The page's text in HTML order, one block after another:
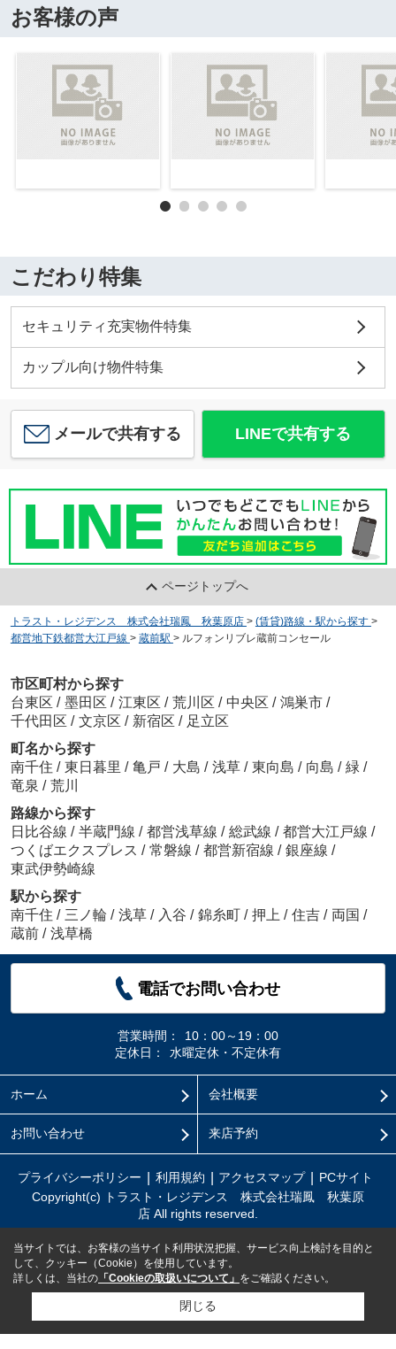
お客様の声
こだわり特集
セキュリティ充実物件特集
カップル向け物件特集
メールで共有する LINEで共有する
ページトップへ
トラスト・レジデンス 株式会社瑞鳳 秋葉原店 > (賃貸)路線・駅から探す >
都営地下鉄都営大江戸線 > 蔵前駅 > ルフォンリブレ蔵前コンセール
市区町村から探す
台東区 / 墨田区 / 江東区 / 荒川区 / 中央区 / 鴻巣市 /
千代田区 / 文京区 / 新宿区 / 足立区
町名から探す
南千住 / 東日暮里 / 亀戸 / 大島 / 浅草 / 東向島 / 向島 / 緑 /
竜泉 / 荒川
路線から探す
日比谷線 / 半蔵門線 / 都営浅草線 / 総武線 / 都営大江戸線 /
つくばエクスプレス / 常磐線 / 都営新宿線 / 銀座線 /
東武伊勢崎線
駅から探す
南千住 / 三ノ輪 / 浅草 / 入谷 / 錦糸町 / 押上 / 住吉 / 両国 /
蔵前 / 浅草橋
電話でお問い合わせ
営業時間：
10：00～19：00
定休日：
水曜定休・不定休有
ホーム 会社概要
お問い合わせ 来店予約
プライバシーポリシー 利用規約 アクセスマップ
PCサイト
Copyright(c) トラスト・レジデンス 株式会社瑞鳳 秋葉原
店 All rights reserved.
当サイトでは、お客様の当サイト利用状況把握、サービス向上検討を目的と
して、クッキー（Cookie）を使用しています。
詳しくは、当社の 「Cookieの取扱いについて」 をご確認ください。
閉じる